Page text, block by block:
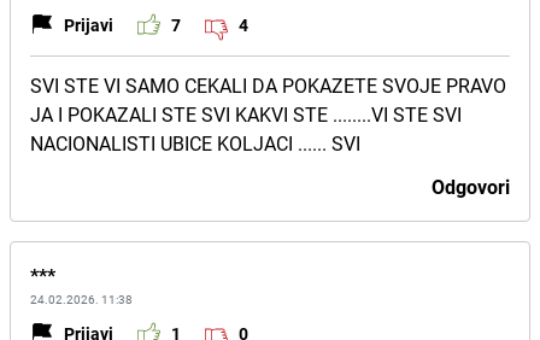
Prijavi 7 4
SVI STE VI SAMO CEKALI DA POKAZETE SVOJE PRAVO
JA I POKAZALI STE SVI KAKVI STE ........VI STE SVI
NACIONALISTI UBICE KOLJACI ...... SVI
Odgovori
***
24.02.2026. 11:38
Prijavi 1 0